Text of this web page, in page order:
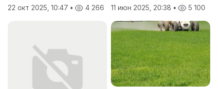
22 окт 2025, 10:47 • 4 266
11 июн 2025, 20:38 • 5 100